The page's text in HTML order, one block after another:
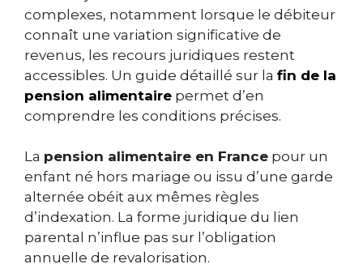
complexes, notamment lorsque le débiteur
connaît une variation significative de
revenus, les recours juridiques restent
accessibles. Un guide détaillé sur la fin de la
pension alimentaire permet d’en
comprendre les conditions précises.
La pension alimentaire en France pour un
enfant né hors mariage ou issu d’une garde
alternée obéit aux mêmes règles
d’indexation. La forme juridique du lien
parental n’influe pas sur l’obligation
annuelle de revalorisation.